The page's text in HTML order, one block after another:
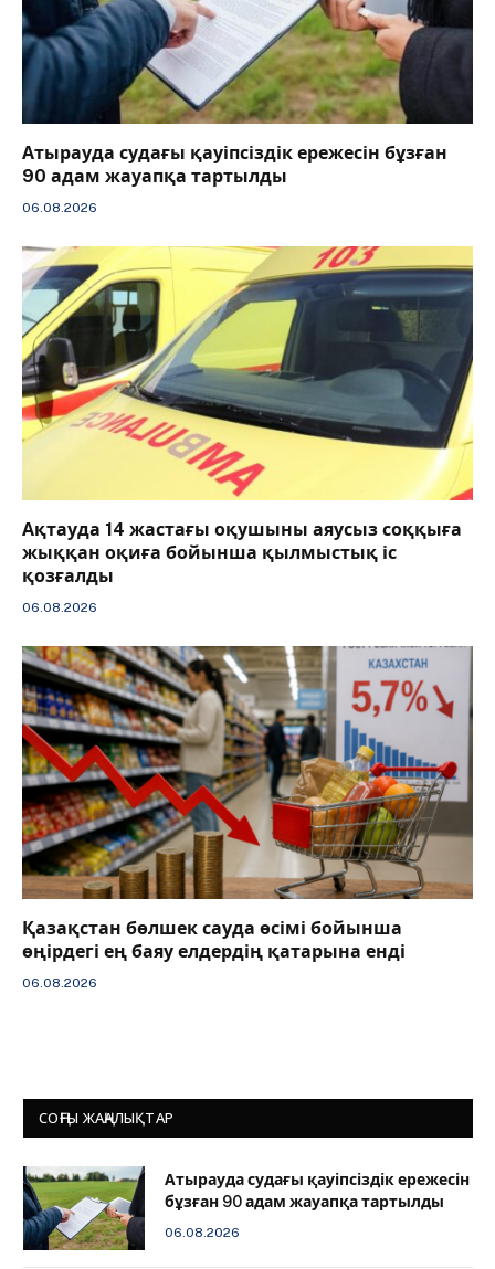
Атырауда судағы қауіпсіздік ережесін бұзған
90 адам жауапқа тартылды
06.08.2026
Ақтауда 14 жастағы оқушыны аяусыз соққыға
жыққан оқиға бойынша қылмыстық іс
қозғалды
06.08.2026
Қазақстан бөлшек сауда өсімі бойынша
өңірдегі ең баяу елдердің қатарына енді
06.08.2026
СОҢҒЫ ЖАҢАЛЫҚТАР
Атырауда судағы қауіпсіздік ережесін
бұзған 90 адам жауапқа тартылды
06.08.2026